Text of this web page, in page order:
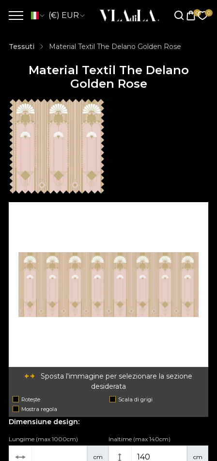
(€) EUR
Tessuti Material Textil The Delano Golden Rose
Material Textil The Delano
Golden Rose
Sposta l'immagine per selezionare la sezione
desiderata
Rotește
Scala di grigi
Mostra regola
Dimensiune design:
cm
Lungime (max 1000cm)
cm
Inaltime (max 140cm)